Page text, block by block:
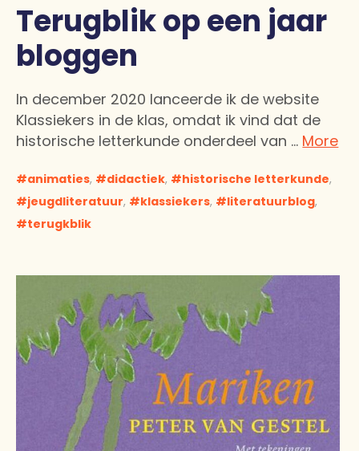
Terugblik op een jaar
bloggen
In december 2020 lanceerde ik de website
Klassiekers in de klas, omdat ik vind dat de
historische letterkunde onderdeel van … More
animaties, didactiek, historische letterkunde,
jeugdliteratuur, klassiekers, literatuurblog,
terugkblik